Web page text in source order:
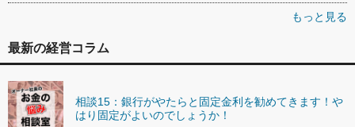
もっと見る
最新の経営コラム
相談15：銀行がやたらと固定金利を勧めてきます！や
はり固定がよいのでしょうか！